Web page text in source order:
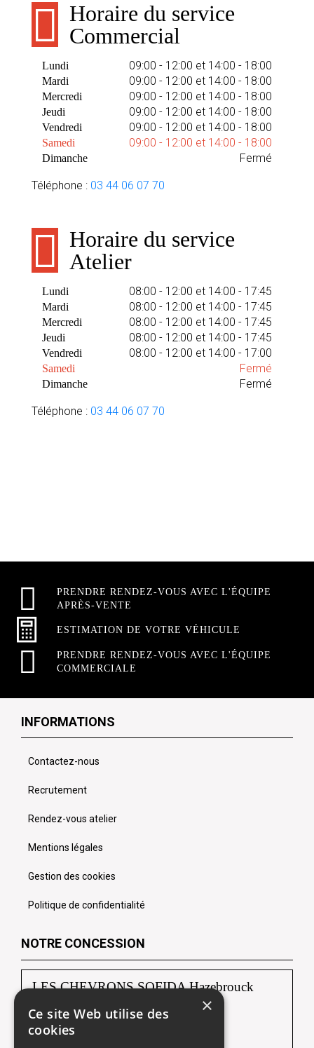
Horaire du service
Commercial
Lundi 09:00 - 12:00 et 14:00 - 18:00
Mardi 09:00 - 12:00 et 14:00 - 18:00
Mercredi 09:00 - 12:00 et 14:00 - 18:00
Jeudi 09:00 - 12:00 et 14:00 - 18:00
Vendredi 09:00 - 12:00 et 14:00 - 18:00
Samedi 09:00 - 12:00 et 14:00 - 18:00
Dimanche Fermé
Téléphone : 03 44 06 07 70
Horaire du service
Atelier
Lundi 08:00 - 12:00 et 14:00 - 17:45
Mardi 08:00 - 12:00 et 14:00 - 17:45
Mercredi 08:00 - 12:00 et 14:00 - 17:45
Jeudi 08:00 - 12:00 et 14:00 - 17:45
Vendredi 08:00 - 12:00 et 14:00 - 17:00
Samedi Fermé
Dimanche Fermé
Téléphone : 03 44 06 07 70
PRENDRE RENDEZ-VOUS AVEC L'ÉQUIPE
APRÈS-VENTE
ESTIMATION DE VOTRE VÉHICULE
PRENDRE RENDEZ-VOUS AVEC L'ÉQUIPE
COMMERCIALE
INFORMATIONS
Contactez-nous
Recrutement
Rendez-vous atelier
Mentions légales
Gestion des cookies
Politique de confidentialité
NOTRE CONCESSION
LES CHEVRONS SOFIDA Hazebrouck
88, route de Borre
59190 HAZEBROUCK
×
Ce site Web utilise des
cookies